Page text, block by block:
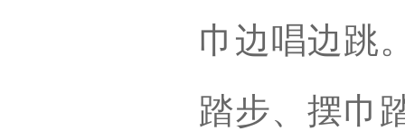
巾边唱边跳
踏步、摆巾